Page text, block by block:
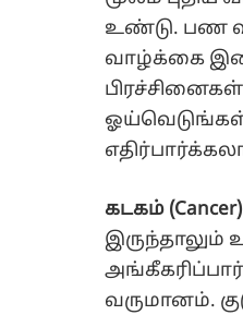
உண்டு. பண
வாழ்க்கை
கடகம்
இருந்தாலும்
வருமானம்.